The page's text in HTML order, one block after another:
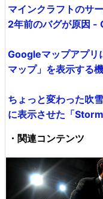
マインクラフトのサ
2年前のバグが原因 -
Googleマップアプリ
マップ」を表示する
ちょっと変わった吹
に表示させた「
・関連コンテンツ